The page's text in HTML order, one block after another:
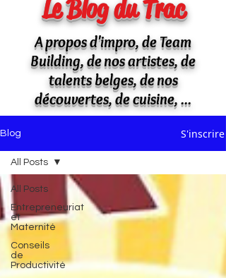
Le Blog du Trac
A propos d'impro, de Team
Building, de nos artistes, de
talents belges, de nos
découvertes, de cuisine, ...
Blog S'inscrire
All Posts
Entrepreneuriat
et
Maternité
Conseils
de
Productivité
All Posts